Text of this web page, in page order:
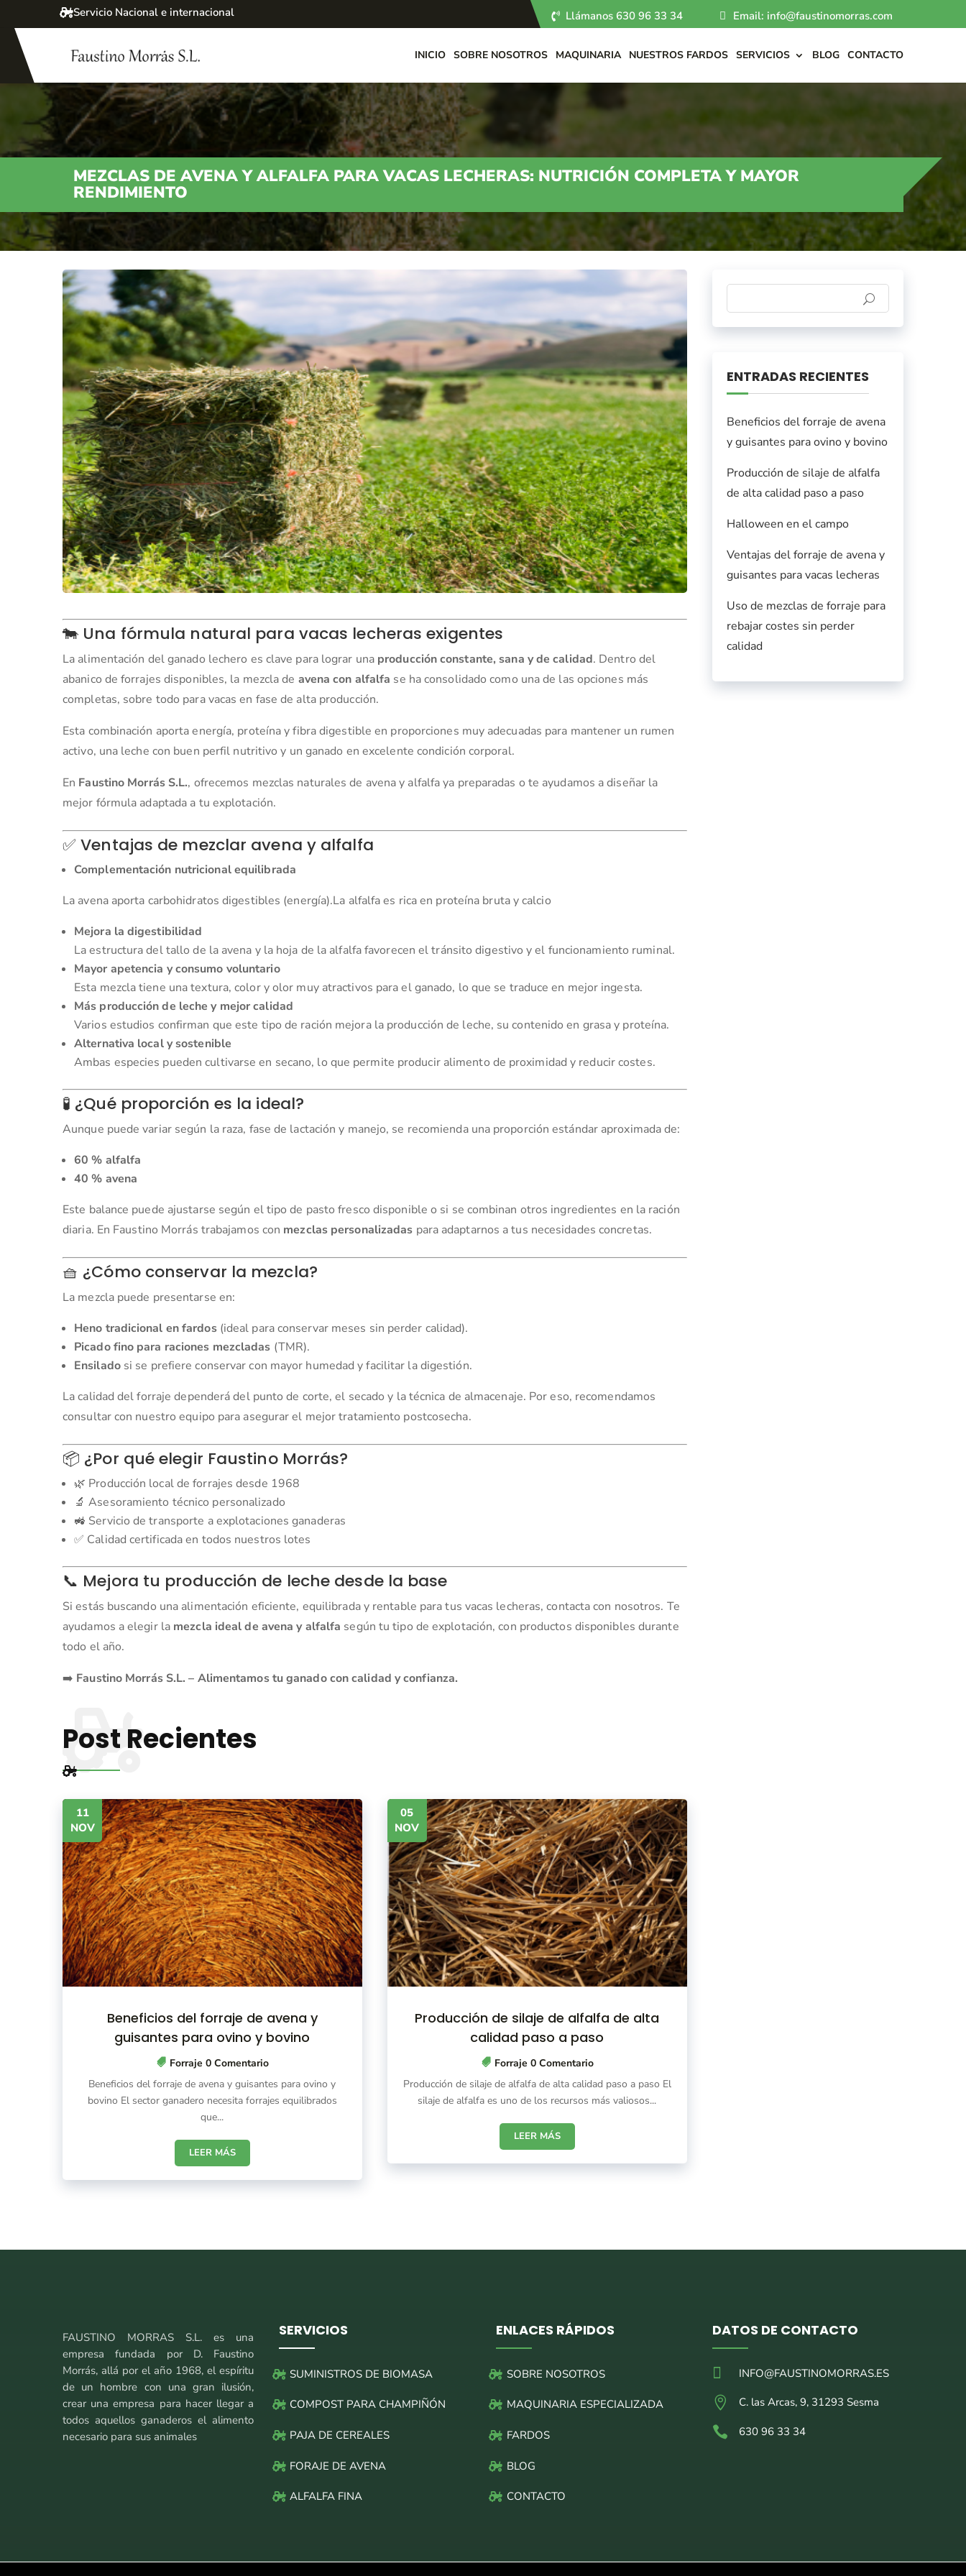
Servicio Nacional e internacional Llámanos 630 96 33 34 Email: info@faustinomorras.com
INICIO SOBRE NOSOTROS MAQUINARIA NUESTROS FARDOS SERVICIOS BLOG CONTACTO
MEZCLAS DE AVENA Y ALFALFA PARA VACAS LECHERAS: NUTRICIÓN COMPLETA Y MAYOR
RENDIMIENTO
🐄 Una fórmula natural para vacas lecheras exigentes
La alimentación del ganado lechero es clave para lograr una producción constante, sana y de calidad. Dentro del
abanico de forrajes disponibles, la mezcla de avena con alfalfa se ha consolidado como una de las opciones más
completas, sobre todo para vacas en fase de alta producción.
Esta combinación aporta energía, proteína y fibra digestible en proporciones muy adecuadas para mantener un rumen
activo, una leche con buen perfil nutritivo y un ganado en excelente condición corporal.
En Faustino Morrás S.L., ofrecemos mezclas naturales de avena y alfalfa ya preparadas o te ayudamos a diseñar la
mejor fórmula adaptada a tu explotación.
✅ Ventajas de mezclar avena y alfalfa
Complementación nutricional equilibrada
La avena aporta carbohidratos digestibles (energía).La alfalfa es rica en proteína bruta y calcio
Mejora la digestibilidad
La estructura del tallo de la avena y la hoja de la alfalfa favorecen el tránsito digestivo y el funcionamiento ruminal.
Mayor apetencia y consumo voluntario
Esta mezcla tiene una textura, color y olor muy atractivos para el ganado, lo que se traduce en mejor ingesta.
Más producción de leche y mejor calidad
Varios estudios confirman que este tipo de ración mejora la producción de leche, su contenido en grasa y proteína.
Alternativa local y sostenible
Ambas especies pueden cultivarse en secano, lo que permite producir alimento de proximidad y reducir costes.
🧪 ¿Qué proporción es la ideal?
Aunque puede variar según la raza, fase de lactación y manejo, se recomienda una proporción estándar aproximada de:
60 % alfalfa
40 % avena
Este balance puede ajustarse según el tipo de pasto fresco disponible o si se combinan otros ingredientes en la ración
diaria. En Faustino Morrás trabajamos con mezclas personalizadas para adaptarnos a tus necesidades concretas.
🧺 ¿Cómo conservar la mezcla?
La mezcla puede presentarse en:
Heno tradicional en fardos(ideal para conservar meses sin perder calidad).
Picado fino para raciones mezcladas (TMR).
Ensiladosi se prefiere conservar con mayor humedad y facilitar la digestión.
La calidad del forraje dependerá del punto de corte, el secado y la técnica de almacenaje. Por eso, recomendamos
consultar con nuestro equipo para asegurar el mejor tratamiento postcosecha.
📦 ¿Por qué elegir Faustino Morrás?
🌿 Producción local de forrajes desde 1968
🔬 Asesoramiento técnico personalizado
🚜 Servicio de transporte a explotaciones ganaderas
✅ Calidad certificada en todos nuestros lotes
📞 Mejora tu producción de leche desde la base
Si estás buscando una alimentación eficiente, equilibrada y rentable para tus vacas lecheras, contacta con nosotros. Te
ayudamos a elegir la mezcla ideal de avena y alfalfa según tu tipo de explotación, con productos disponibles durante
todo el año.
➡️ Faustino Morrás S.L. – Alimentamos tu ganado con calidad y confianza.
Post Recientes
Beneficios del forraje de avena y
guisantes para ovino y bovino
11
NOV
Forraje 0 Comentario
Beneficios del forraje de avena y guisantes para ovino y
bovino El sector ganadero necesita forrajes equilibrados
que...
LEER MÁS
Producción de silaje de alfalfa de alta
calidad paso a paso
05
NOV
Forraje 0 Comentario
Producción de silaje de alfalfa de alta calidad paso a paso El
silaje de alfalfa es uno de los recursos más valiosos...
LEER MÁS
ENTRADAS RECIENTES
Beneficios del forraje de avena
y guisantes para ovino y bovino
Producción de silaje de alfalfa
de alta calidad paso a paso
Halloween en el campo
Ventajas del forraje de avena y
guisantes para vacas lecheras
Uso de mezclas de forraje para
rebajar costes sin perder
calidad
FAUSTINO MORRAS S.L. es una
empresa fundada por D. Faustino
Morrás, allá por el año 1968, el espíritu
de un hombre con una gran ilusión,
crear una empresa para hacer llegar a
todos aquellos ganaderos el alimento
necesario para sus animales
SERVICIOS
SUMINISTROS DE BIOMASA
COMPOST PARA CHAMPIÑÓN
PAJA DE CEREALES
FORAJE DE AVENA
ALFALFA FINA
ENLACES RÁPIDOS
SOBRE NOSOTROS
MAQUINARIA ESPECIALIZADA
FARDOS
BLOG
CONTACTO
DATOS DE CONTACTO
 INFO@FAUSTINOMORRAS.ES
 C. las Arcas, 9, 31293 Sesma
 630 96 33 34